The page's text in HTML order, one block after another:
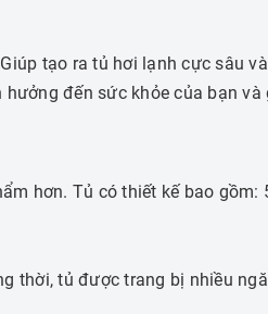
Giúp tạo ra tủ hơi lạnh cực sâu
đến sức khỏe của bạn và
hơn. Tủ có thiết kế bao gồm:
thời, tủ được trang bị nhiều